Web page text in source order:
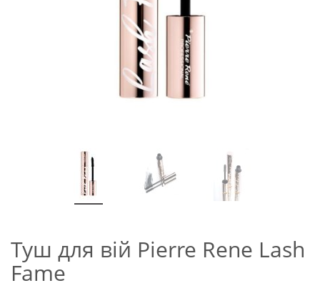
Туш для вій Pierre Rene Lash
Fame